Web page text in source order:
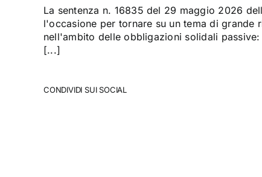
La sentenza n. 16835 del 29 maggio 2026
l'occasione per tornare su un tema di grande
nell'ambito delle obbligazioni solidali
[...]
CONDIVIDI SUI SOCIAL